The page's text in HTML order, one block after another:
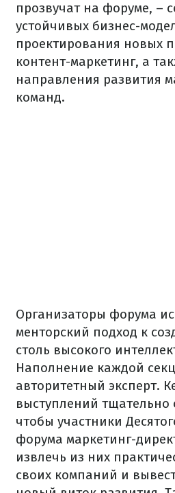
прозвучат на форуме, –
устойчивых бизнес-
проектирования новых
контент-маркетинг, а
направления развития
команд.
Организаторы форума
менторский подход к
столь высокого
Наполнение каждой
авторитетный эксперт.
выступлений тщательно
чтобы участники
форума маркетинг-
извлечь из них
своих компаний и